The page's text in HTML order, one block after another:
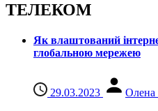
ТЕЛЕКОМ
Як влаштований
глобальною мережею
29.03.2023 Олена